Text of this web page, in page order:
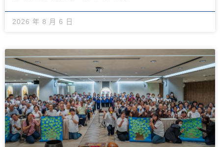
2026 年 8 月 6 日